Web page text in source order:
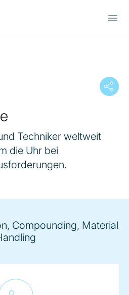
Techniker weltweit
die Uhr bei
Compounding, Material